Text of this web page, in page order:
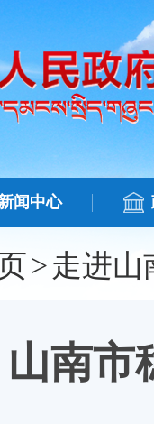
闻中心
>走进山
山南市